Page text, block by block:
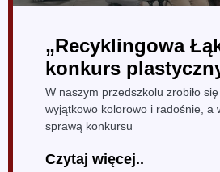
„Recyklingowa
konkurs
W naszym przedszkolu zrobiło
wyjątkowo kolorowo i radośnie, a
sprawą konkursu
Czytaj więcej..